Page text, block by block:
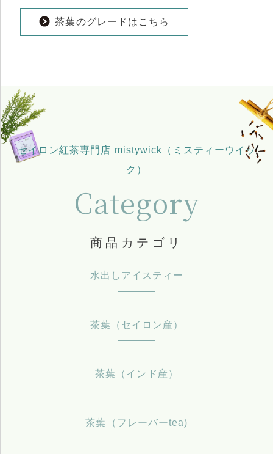
茶葉のグレードはこちら
セイロン紅茶専門店 mistywick（ミスティーウイッ
ク）
Category
商品カテゴリ
水出しアイスティー
茶葉（セイロン産）
茶葉（インド産）
茶葉（フレーバーtea)